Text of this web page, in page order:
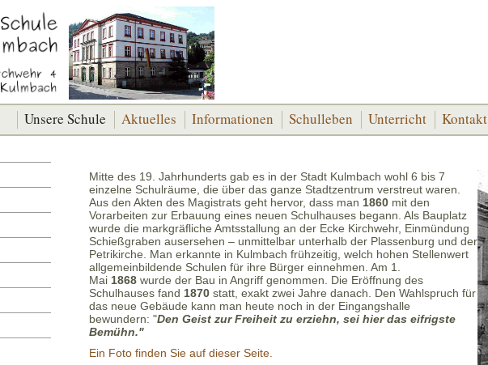
Unsere Schule Aktuelles Informationen Schulleben Unterricht Kontakt
Mitte des 19. Jahrhunderts gab es in der Stadt Kulmbach wohl 6 bis 7
einzelne Schulräume, die über das ganze Stadtzentrum verstreut waren.
Aus den Akten des Magistrats geht hervor, dass man 1860mit den
Vorarbeiten zur Erbauung eines neuen Schulhauses begann. Als Bauplatz
wurde die markgräfliche Amtsstallung an der Ecke Kirchwehr, Einmündung
Schießgraben ausersehen – unmittelbar unterhalb der Plassenburg und der
Petrikirche. Man erkannte in Kulmbach frühzeitig, welch hohen Stellenwert
allgemeinbildende Schulen für ihre Bürger einnehmen. Am 1.
Mai 1868wurde der Bau in Angriff genommen. Die Eröffnung des
Schulhauses fand 1870statt, exakt zwei Jahre danach. Den Wahlspruch für
das neue Gebäude kann man heute noch in der Eingangshalle
bewundern: "Den Geist zur Freiheit zu erziehn, sei hier das eifrigste
Bemühn."
Ein Foto finden Sie auf dieser Seite.